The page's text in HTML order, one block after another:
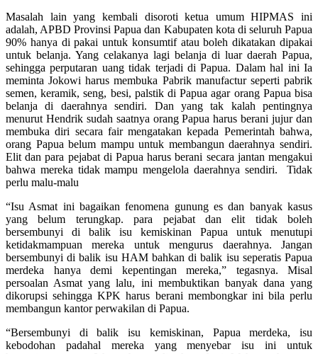
Masalah lain yang kembali disoroti ketua umum HIPMAS ini
adalah, APBD Provinsi Papua dan Kabupaten kota di seluruh Papua
90% hanya di pakai untuk konsumtif atau boleh dikatakan dipakai
untuk belanja. Yang celakanya lagi belanja di luar daerah Papua,
sehingga perputaran uang tidak terjadi di Papua. Dalam hal ini Ia
meminta Jokowi harus membuka Pabrik manufactur seperti pabrik
semen, keramik, seng, besi, palstik di Papua agar orang Papua bisa
belanja di daerahnya sendiri. Dan yang tak kalah pentingnya
menurut Hendrik sudah saatnya orang Papua harus berani jujur dan
membuka diri secara fair mengatakan kepada Pemerintah bahwa,
orang Papua belum mampu untuk membangun daerahnya sendiri.
Elit dan para pejabat di Papua harus berani secara jantan mengakui
bahwa mereka tidak mampu mengelola daerahnya sendiri. Tidak
perlu malu-malu
“Isu Asmat ini bagaikan fenomena gunung es dan banyak kasus
yang belum terungkap. para pejabat dan elit tidak boleh
bersembunyi di balik isu kemiskinan Papua untuk menutupi
ketidakmampuan mereka untuk mengurus daerahnya. Jangan
bersembunyi di balik isu HAM bahkan di balik isu seperatis Papua
merdeka hanya demi kepentingan mereka,” tegasnya. Misal
persoalan Asmat yang lalu, ini membuktikan banyak dana yang
dikorupsi sehingga KPK harus berani membongkar ini bila perlu
membangun kantor perwakilan di Papua.
“Bersembunyi di balik isu kemiskinan, Papua merdeka, isu
kebodohan padahal mereka yang menyebar isu ini untuk